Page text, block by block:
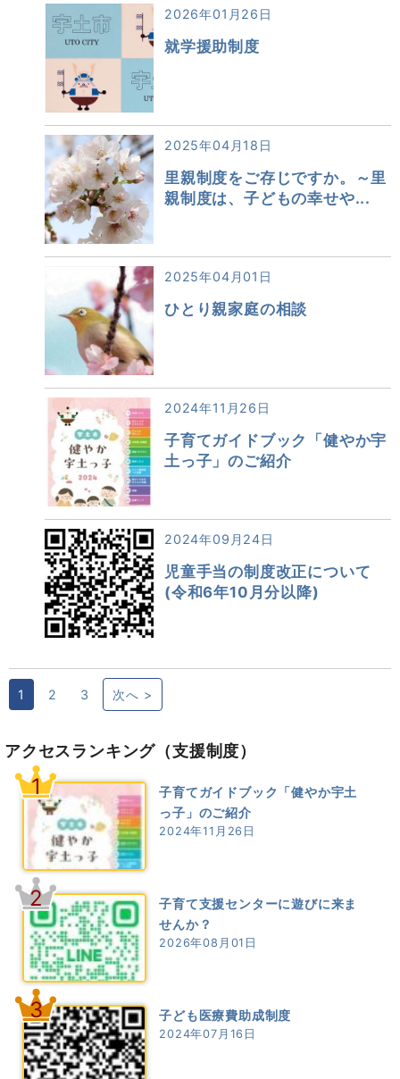
2026年01月26日
就学援助制度
2025年04月18日
里親制度をご存じですか。～里
親制度は、子どもの幸せや...
2025年04月01日
ひとり親家庭の相談
2024年11月26日
子育てガイドブック「健やか宇
土っ子」のご紹介
2024年09月24日
児童手当の制度改正について
(令和6年10月分以降)
1 2 3 次へ >
アクセスランキング （支援制度）
1
子育てガイドブック「健やか宇土
っ子」のご紹介
2024年11月26日
2
子育て支援センターに遊びに来ま
せんか？
2026年08月01日
3 子ども医療費助成制度
2024年07月16日